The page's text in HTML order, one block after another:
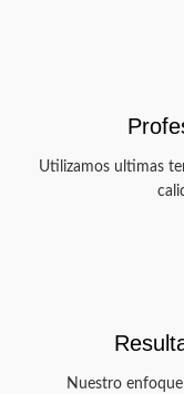
Utilizamos ultimas
Nuestro